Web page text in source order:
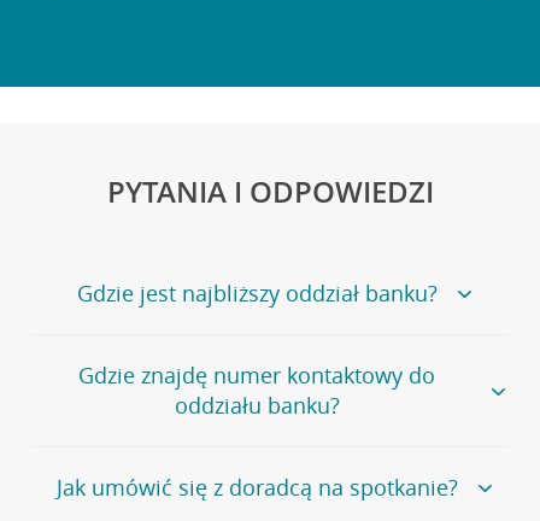
PYTANIA I ODPOWIEDZI
Gdzie jest najbliższy oddział banku?
Jeśli szukasz oddziału naszego banku, zapraszamy na
stronęPlacówki i bankomaty, na której znajduje się
wygodna wyszukiwarka.
oddziałów
Gdzie znajdę numer kontaktowy do
oddziału banku?
Bank Credit Agricole nie udostępnia ogólnego numeru
telefonu do placówki bankowej.
Jak umówić się z doradcą na spotkanie?